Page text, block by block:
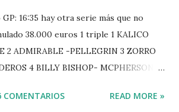
16:35 hay otra serie más que no
38.000 euros 1 triple 1 KALICO
2 ADMIRABLE -PELLEGRIN 3 ZORRO
4 BILLY BISHOP- MCPHERSON 5
AMAI M WHITAKER 8 SILVANA DU
COMENTARIOS READ MORE »